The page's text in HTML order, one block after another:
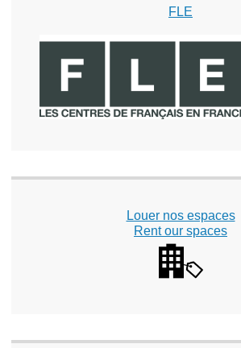
FLE
Louer nos espaces
Rent our spaces